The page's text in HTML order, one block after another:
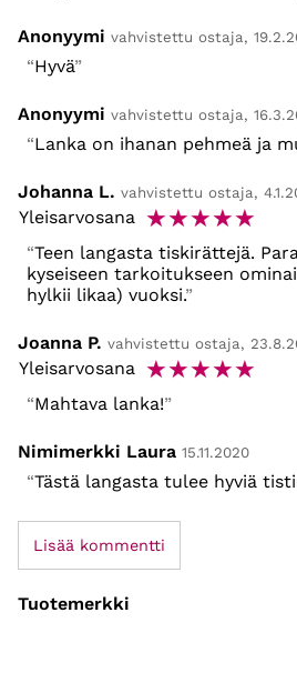
Anonyymi vahvistettu ostaja,
Hyvä
Anonyymi vahvistettu ostaja,
Lanka on ihanan pehmeä ja
Johanna L. vahvistettu ostaja,
Yleisarvosana ☆☆☆☆☆
Teen langasta tiskirättejä.
kyseiseen tarkoitukseen
hylkii likaa) vuoksi.
Joanna P. vahvistettu ostaja,
Yleisarvosana ☆☆☆☆☆
Mahtava lanka!
Nimimerkki Laura 15.11.2020
Tästä langasta tulee hyviä
Lisää kommentti
Tuotemerkki